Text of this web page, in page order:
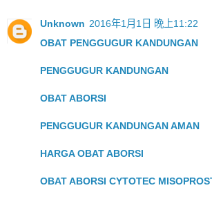
Unknown 2016年1月1日 晚上11:22
OBAT PENGGUGUR KANDUNGAN
PENGGUGUR KANDUNGAN
OBAT ABORSI
PENGGUGUR KANDUNGAN AMAN
HARGA OBAT ABORSI
OBAT ABORSI CYTOTEC